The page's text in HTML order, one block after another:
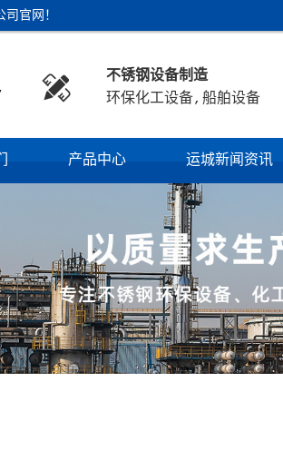
官网！

不锈钢设备制造
环保化工设备,船舶设备
产品中心 运城新闻资讯